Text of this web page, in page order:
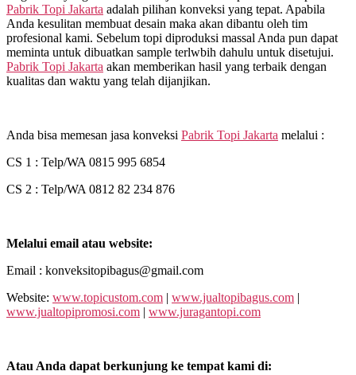
Pabrik Topi Jakarta adalah pilihan konveksi yang tepat. Apabila
Anda kesulitan membuat desain maka akan dibantu oleh tim
profesional kami. Sebelum topi diproduksi massal Anda pun dapat
meminta untuk dibuatkan sample terlwbih dahulu untuk disetujui.
Pabrik Topi Jakarta akan memberikan hasil yang terbaik dengan
kualitas dan waktu yang telah dijanjikan.
Anda bisa memesan jasa konveksi Pabrik Topi Jakarta melalui :
CS 1 : Telp/WA 0815 995 6854
CS 2 : Telp/WA 0812 82 234 876
Melalui email atau website:
Email : konveksitopibagus@gmail.com
Website: www.topicustom.com | www.jualtopibagus.com |
www.jualtopipromosi.com | www.juragantopi.com
Atau Anda dapat berkunjung ke tempat kami di: